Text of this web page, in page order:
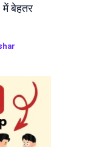
बेहतर